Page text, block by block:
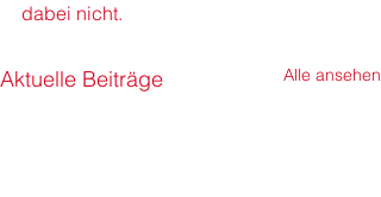
dabei nicht.
Aktuelle Beiträge Alle ansehen